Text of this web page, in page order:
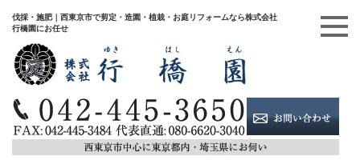
伐採・施肥｜西東京市で剪定・造園・植栽・お庭リフォームなら株式会社
行橋園にお任せ